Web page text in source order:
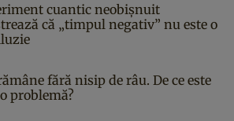
cuantic neobișnuit
că „timpul negativ” nu este o
fără nisip de râu. De ce este
problemă?